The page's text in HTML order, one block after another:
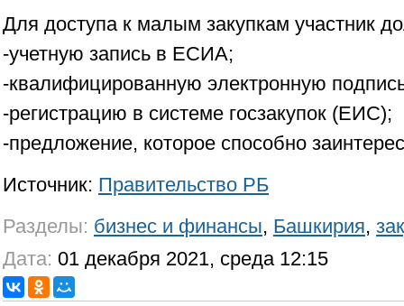
Для доступа к малым закупкам участник
-учетную запись в ЕСИА;
-квалифицированную электронную
-регистрацию в системе госзакупок (ЕИС);
-предложение, которое способно
Источник: Правительство РБ
Разделы: бизнес и финансы, Башкирия,
Дата: 01 декабря 2021, среда 12:15